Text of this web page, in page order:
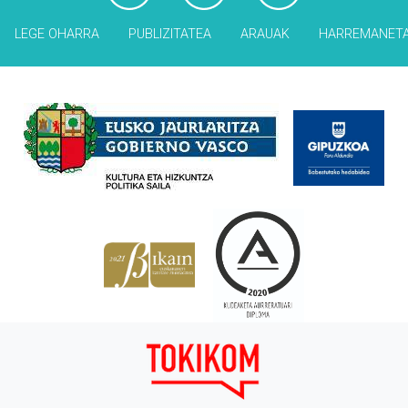
LEGE OHARRA PUBLIZITATEA ARAUAK